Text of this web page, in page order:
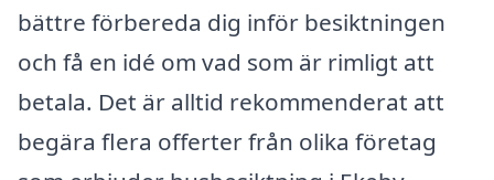
bättre förbereda dig inför besiktningen
och få en idé om vad som är rimligt att
betala. Det är alltid rekommenderat att
begära flera offerter från olika företag